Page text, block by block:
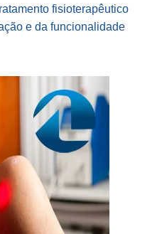
fisioterapêutico
e da funcionalidade